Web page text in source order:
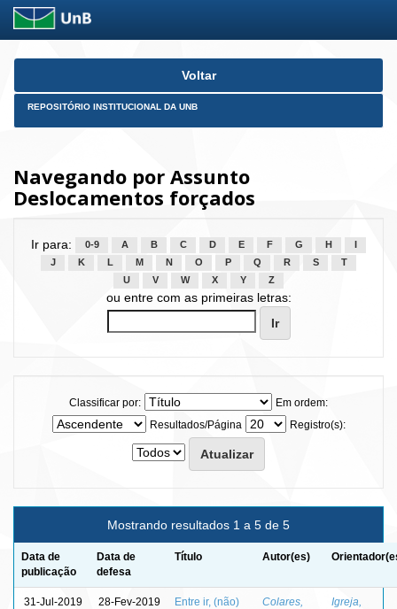
Skip
Voltar
REPOSITÓRIO INSTITUCIONAL DA UNB
Navegando por Assunto
Deslocamentos forçados
Ir para: 0-9 A B C D E F G H
J
K L M N O P Q R S
T
U
V W X Y Z
ou entre com as primeiras letras:
Classificar por:
Em ordem:
Resultados/Página
Registro(s):
Mostrando resultados 1 a 5 de 5
Data de
publicação
Data de
defesa
Título Autor(es)
31-Jul-2019 28-Fev-2019
Entre ir, (não)
Colares,
Igreja,